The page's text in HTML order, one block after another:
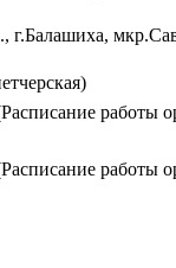
г.Балашиха,
работы
работы